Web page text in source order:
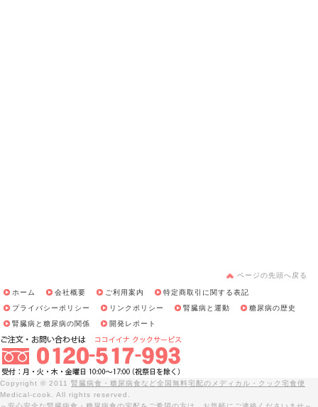
ページの先頭へ戻る
ホーム 会社概要 ご利用案内
特定商取引に関する表記
プライバシーポリシー
リンクポリシー 腎臓病と運動
糖尿病の歴史
腎臓病と糖尿病の関係
開発レポート
Copyright © 2011 腎臓病食・糖尿病食など全国無料宅配のメディカル・クック宅食便
Medical-cook. All rights reserved.